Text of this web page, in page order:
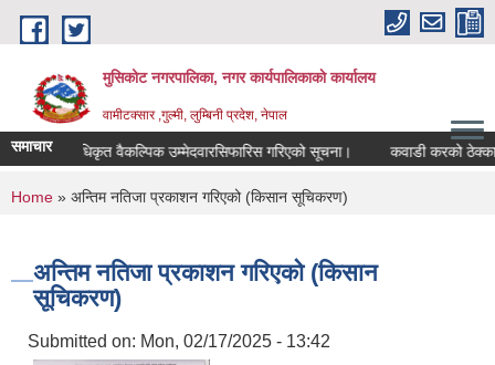
Skip to main content
मुसिकोट नगरपालिका, नगर कार्यपालिकाकाे कार्यालय
वामीटक्सार ,गुल्मी, लुम्बिनी प्रदेश, नेपाल
समाचार
नापीअधिकृत वैकल्पिक उम्मेदवारसिफारिस गरिएको सूचना। कवाडी करको ठेक्का
You are here
Home » अन्तिम नतिजा प्रकाशन गरिएको (किसान सूचिकरण)
अन्तिम नतिजा प्रकाशन गरिएको (किसान
सूचिकरण)
Submitted on: Mon, 02/17/2025 - 13:42